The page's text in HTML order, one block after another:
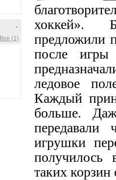
-
Все (1)
хоккей».
предложили
после
ледовое
Каждый
больше.
игрушки
получилось
таких